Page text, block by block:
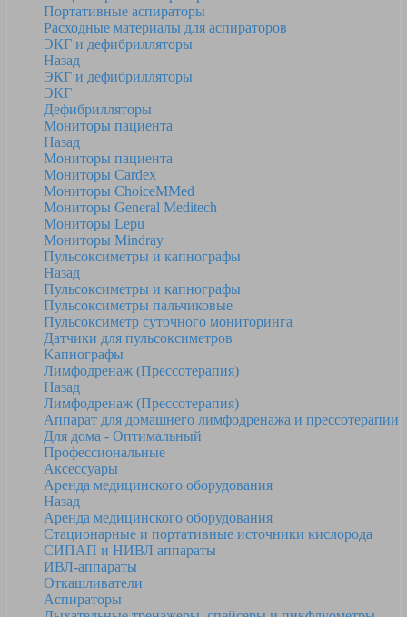
Портативные аспираторы
Расходные материалы для аспираторов
ЭКГ и дефибрилляторы
Назад
ЭКГ и дефибрилляторы
ЭКГ
Дефибрилляторы
Мониторы пациента
Назад
Мониторы пациента
Мониторы Cardex
Мониторы ChoiceMMed
Мониторы General Meditech
Мониторы Lepu
Мониторы Mindray
Пульсоксиметры и капнографы
Назад
Пульсоксиметры и капнографы
Пульсоксиметры пальчиковые
Пульсоксиметр суточного мониторинга
Датчики для пульсоксиметров
Kапнографы
Лимфодренаж (Прессотерапия)
Назад
Лимфодренаж (Прессотерапия)
Аппарат для домашнего лимфодренажа и прессотерапии
Для дома - Оптимальный
Профессиональные
Аксессуары
Аренда медицинского оборудования
Назад
Аренда медицинского оборудования
Стационарные и портативные источники кислорода
СИПАП и НИВЛ аппараты
ИВЛ-аппараты
Откашливатели
Аспираторы